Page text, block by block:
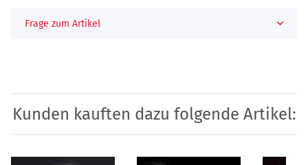
Frage zum Artikel
Kunden kauften dazu folgende Artikel: